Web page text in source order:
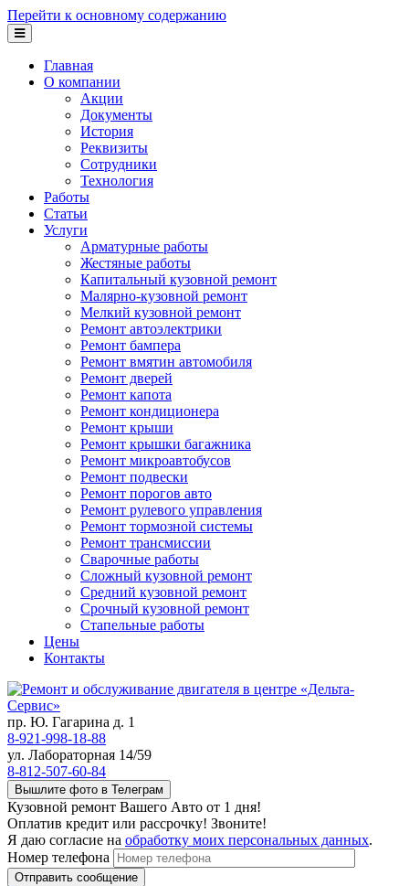
Перейти к основному содержанию
Главная
О компании
Акции
Документы
История
Реквизиты
Сотрудники
Технология
Работы
Статьи
Услуги
Арматурные работы
Жестяные работы
Капитальный кузовной ремонт
Малярно-кузовной ремонт
Мелкий кузовной ремонт
Ремонт автоэлектрики
Ремонт бампера
Ремонт вмятин автомобиля
Ремонт дверей
Ремонт капота
Ремонт кондиционера
Ремонт крыши
Ремонт крышки багажника
Ремонт микроавтобусов
Ремонт подвески
Ремонт порогов авто
Ремонт рулевого управления
Ремонт тормозной системы
Ремонт трансмиссии
Сварочные работы
Сложный кузовной ремонт
Средний кузовной ремонт
Срочный кузовной ремонт
Стапельные работы
Цены
Контакты
пр. Ю. Гагарина д. 1
8-921-998-18-88
ул. Лабораторная 14/59
8-812-507-60-84
Вышлите фото в Телеграм
Кузовной ремонт Вашего Авто от 1 дня!
Оплатив кредит или рассрочку! Звоните!
Я даю согласие на обработку моих персональных данных.
Номер телефона